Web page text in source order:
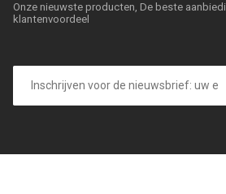
Onze nieuwste producten, De beste
klantenvoordeel
E-
mailadres